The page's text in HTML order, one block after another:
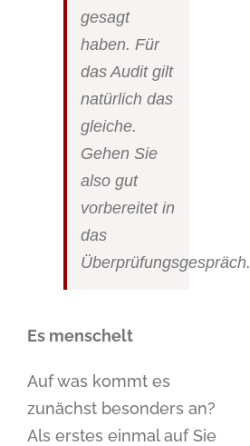
gesagt
haben. Für
das Audit gilt
natürlich das
gleiche.
Gehen Sie
also gut
vorbereitet in
das
Überprüfungsgespräch.
Es menschelt
Auf was kommt es
zunächst besonders an?
Als erstes einmal auf Sie